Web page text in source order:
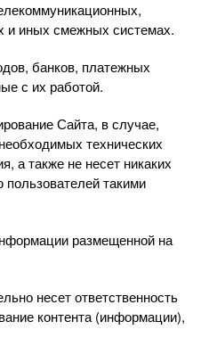
и иных смежных системах.
банков, платежных
с их работой.
Сайта, в случае,
технических
а также не несет никаких
такими
размещенной на
несет ответственность
контента (информации),